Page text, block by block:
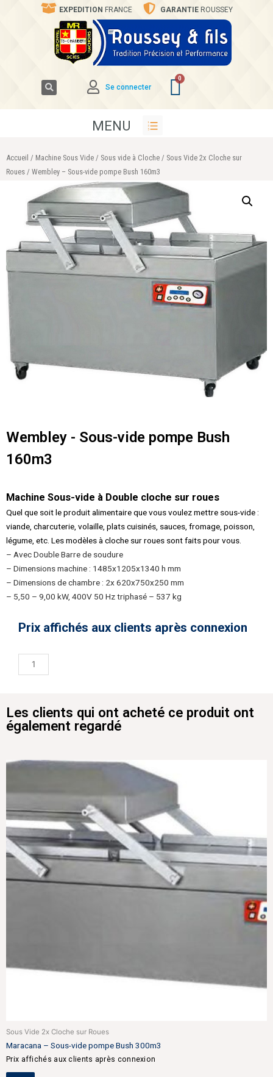
EXPEDITION FRANCE GARANTIE ROUSSEY
Se connecter
MENU
Accueil / Machine Sous Vide / Sous vide à Cloche / Sous Vide 2x Cloche sur
Roues / Wembley – Sous-vide pompe Bush 160m3
Wembley - Sous-vide pompe Bush
160m3
Machine Sous-vide à Double cloche sur roues
Quel que soit le produit alimentaire que vous voulez mettre sous-vide :
viande, charcuterie, volaille, plats cuisinés, sauces, fromage, poisson,
légume, etc. Les modèles à cloche sur roues sont faits pour vous.
– Avec Double Barre de soudure
– Dimensions machine : 1485x1205x1340 h mm
– Dimensions de chambre : 2x 620x750x250 mm
– 5,50 – 9,00 kW, 400V 50 Hz triphasé – 537 kg
Prix affichés aux clients après connexion
Les clients qui ont acheté ce produit ont
également regardé
Sous Vide 2x Cloche sur Roues
Maracana – Sous-vide pompe Bush 300m3
Prix affichés aux clients après connexion